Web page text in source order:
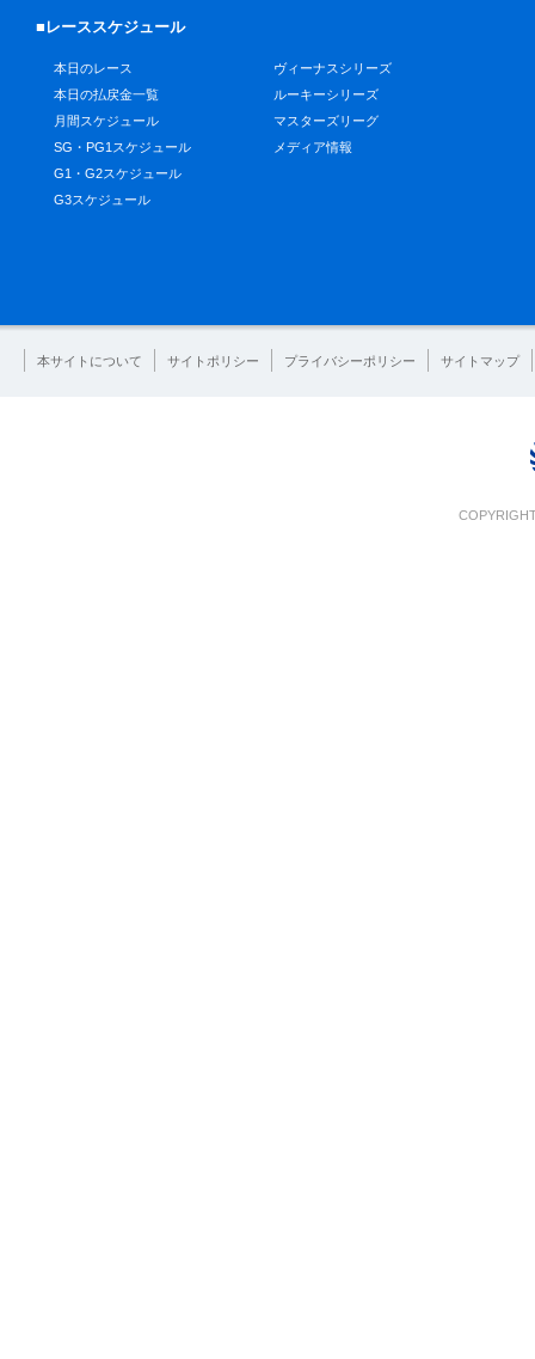
■レーススケジュール
本日のレース
本日の払戻金一覧
月間スケジュール
SG・PG1スケジュール
G1・G2スケジュール
G3スケジュール
ヴィーナスシリーズ
ルーキーシリーズ
マスターズリーグ
メディア情報
本サイトについて サイトポリシー プライバシーポリシー サイトマップ